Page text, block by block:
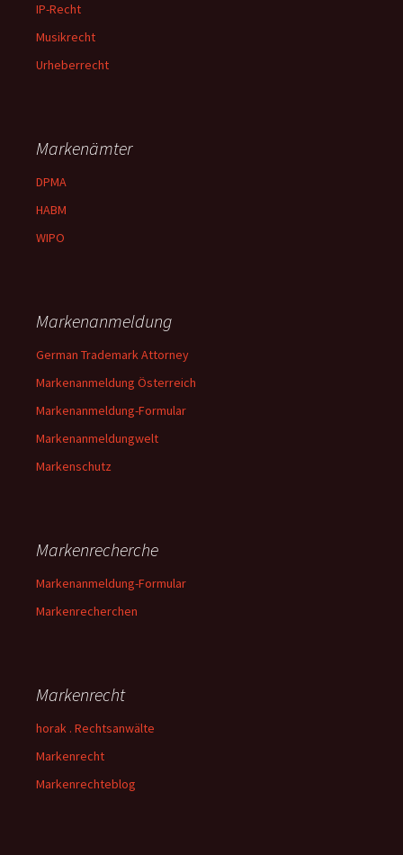
IP-Recht
Musikrecht
Urheberrecht
Markenämter
DPMA
HABM
WIPO
Markenanmeldung
German Trademark Attorney
Markenanmeldung Österreich
Markenanmeldung-Formular
Markenanmeldungwelt
Markenschutz
Markenrecherche
Markenanmeldung-Formular
Markenrecherchen
Markenrecht
horak . Rechtsanwälte
Markenrecht
Markenrechteblog